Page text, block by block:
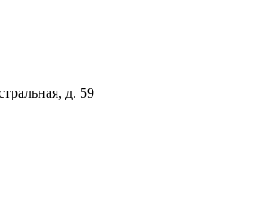
д. 59